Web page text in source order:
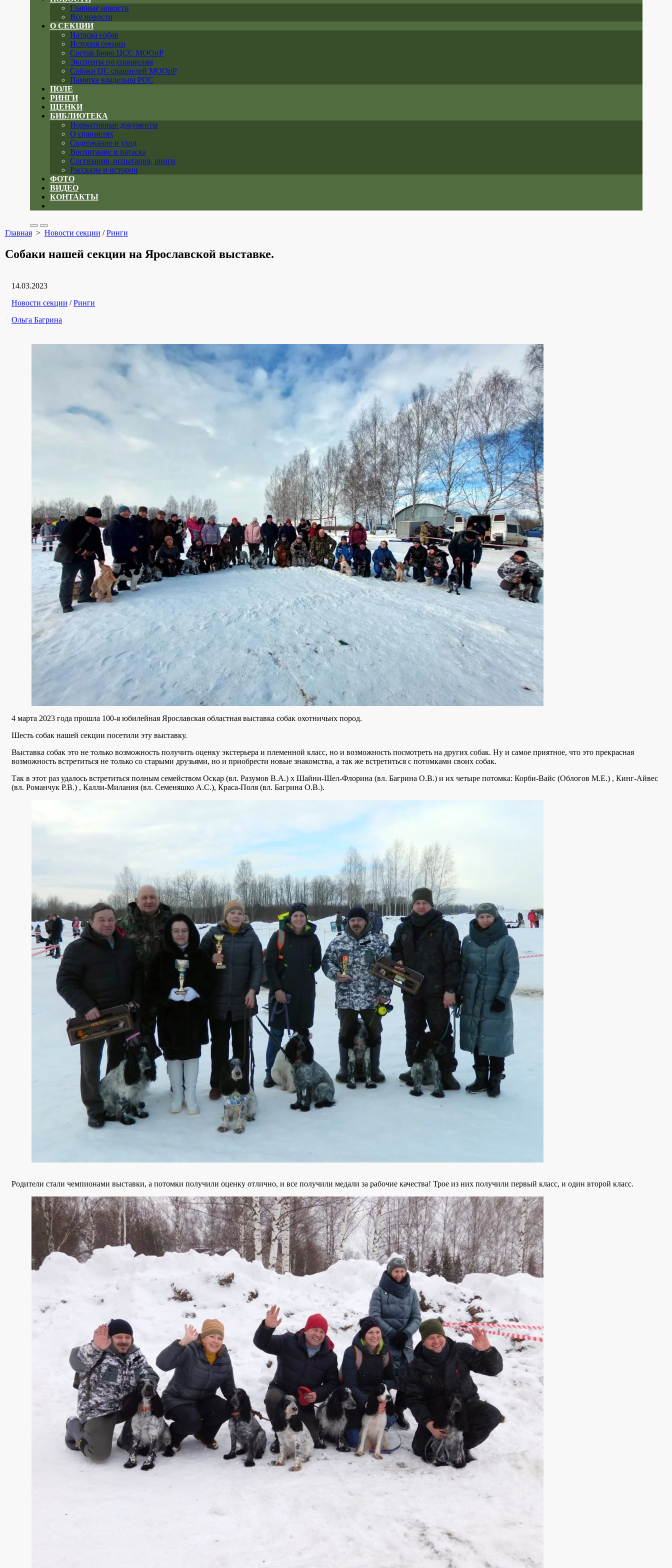
Главные новости
Все новости
О СЕКЦИИ
Натаска собак
История секции
Состав Бюро ЦСС МООиР
Эксперты по спаниелям
Собаки ЦС спаниелей МООиР
Памятка владельца РОС
ПОЛЕ
РИНГИ
ЩЕНКИ
БИБЛИОТЕКА
Нормативные документы
О спаниелях
Содержание и уход
Воспитание и натаска
Состязания, испытания, ринги
Рассказы и истории
ФОТО
ВИДЕО
КОНТАКТЫ
menu
Search
Toggle
Меню
Главная> Новости секции /Ринги
Собаки нашей секции на Ярославской выставке.
Дата
14.03.2023
Рубрики
Новости секции /Ринги
Автор
Ольга Багрина
4 марта 2023 года прошла 100-я юбилейная Ярославская областная выставка собак охотничьих пород.
Шесть собак нашей секции посетили эту выставку.
Выставка собак это не только возможность получить оценку экстерьера и племенной класс, но и возможность посмотреть на других собак. Ну и самое приятное, что это прекрасная
возможность встретиться не только со старыми друзьями, но и приобрести новые знакомства, а так же встретиться с потомками своих собак.
Так в этот раз удалось встретиться полным семейством Оскар (вл. Разумов В.А.) х Шайни-Шел-Флорина (вл. Багрина О.В.) и их четыре потомка: Корби-Вайс (Облогов М.Е.) , Кинг-Айвес
(вл. Романчук Р.В.) , Калли-Милания (вл. Семеняшко А.С.), Краса-Поля (вл. Багрина О.В.).
Родители стали чемпионами выставки, а потомки получили оценку отлично, и все получили медали за рабочие качества! Трое из них получили первый класс, и один второй класс.